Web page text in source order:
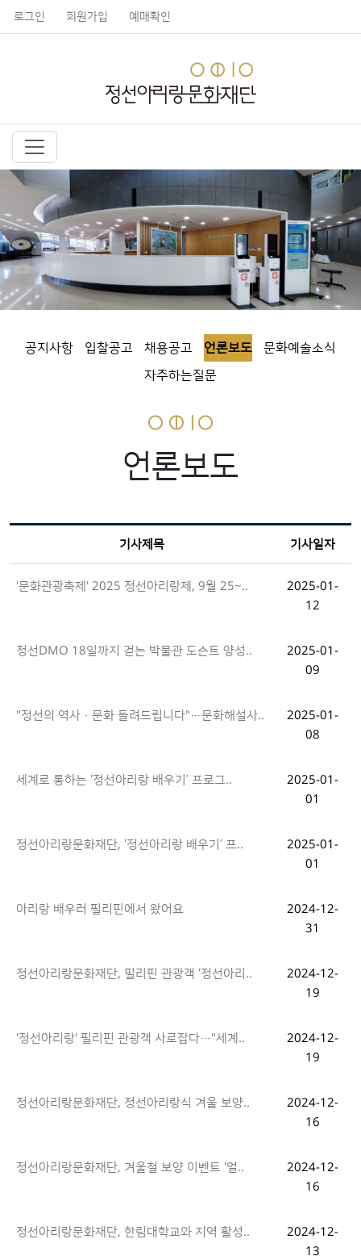
로그인 회원가입 예매확인
공지사항 입찰공고 채용공고 언론보도
문화예술소식
자주하는질문
언론보도
기사제목 기사일자
'문화관광축제' 2025 정선아리랑제, 9월 25∼..
2025-01-
12
정선DMO 18일까지 걷는 박물관 도슨트 양성..
2025-01-
09
"정선의 역사·문화 들려드립니다"…문화해설사..
2025-01-
08
세계로 통하는 ‘정선아리랑 배우기’ 프로그..
2025-01-
01
정선아리랑문화재단, ‘정선아리랑 배우기’ 프..
2025-01-
01
아리랑 배우러 필리핀에서 왔어요
2024-12-
31
정선아리랑문화재단, 필리핀 관광객 ‘정선아리..
2024-12-
19
'정선아리랑' 필리핀 관광객 사로잡다…"세계..
2024-12-
19
정선아리랑문화재단, 정선아리랑식 겨울 보양..
2024-12-
16
정선아리랑문화재단, 겨울철 보양 이벤트 ‘얼..
2024-12-
16
정선아리랑문화재단, 한림대학교와 지역 활성..
2024-12-
13